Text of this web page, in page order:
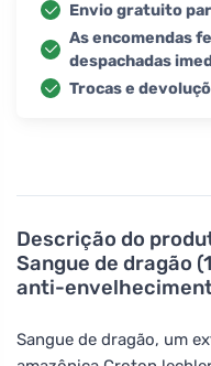
Descrição do
Sangue de dragão
anti-
Sangue de dragão, um
Envio gratuito
As encomendas
despachadas
Trocas e